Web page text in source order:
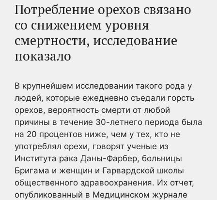
Потребление орехов связано
со снижением уровня
смертности, исследование
показало
В крупнейшем исследовании такого рода у
людей, которые ежедневно съедали горсть
орехов, вероятность смерти от любой
причины в течение 30-летнего периода была
на 20 процентов ниже, чем у тех, кто не
употреблял орехи, говорят ученые из
Института рака Даны-Фарбер, больницы
Бригама и женщин и Гарвардской школы
общественного здравоохранения. Их отчет,
опубликованный в Медицинском журнале